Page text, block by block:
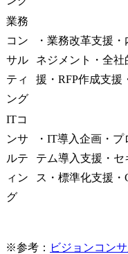
業務
コン
サル
ティ
ング
・業務改革支援
ネジメント・全
援・RFP作成支援
ITコ
ンサ
ルテ
ィン
グ
・IT導入企画・
テム導入支援・
ス・標準化支援
※参考： ビジョンコン